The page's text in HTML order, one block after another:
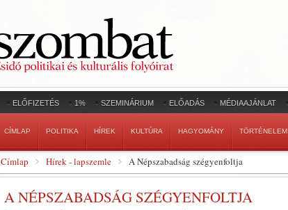
ELŐFIZETÉS 1% SZEMINÁRIUM ELŐADÁS MÉDIAAJÁNLAT
CÍMLAP POLITIKA HÍREK KULTÚRA HAGYOMÁNY TÖRTÉNELEM
Címlap Hírek - lapszemle A Népszabadság szégyenfoltja
A NÉPSZABADSÁG SZÉGYENFOLTJA